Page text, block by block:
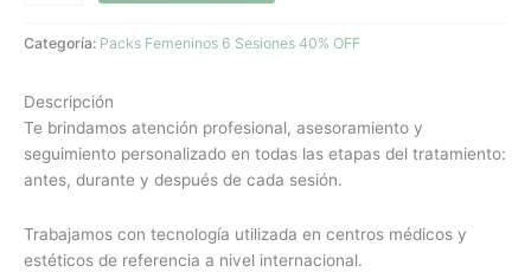
Categoría: Packs Femeninos 6 Sesiones 40% OFF
Descripción
Te brindamos atención profesional, asesoramiento y
seguimiento personalizado en todas las etapas del tratamiento:
antes, durante y después de cada sesión.
Trabajamos con tecnología utilizada en centros médicos y
estéticos de referencia a nivel internacional.